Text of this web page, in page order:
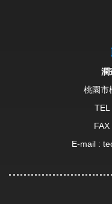
潤
桃園市
TEL
E-mail :